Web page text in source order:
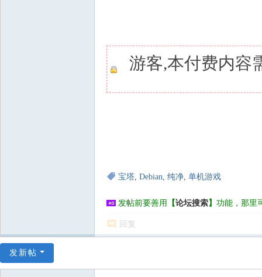
游客,本付费内容
宝塔, Debian, 纯净, 单机游戏
发帖前要善用 【论坛搜索】 功能，那里
回复
发新帖